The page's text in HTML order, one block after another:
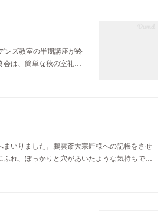
ンズ教室の半期講座が終
会は、簡単な秋の室礼…
まいりました。鵬雲斎大宗匠様への記帳をさせ
ふれ、ぽっかりと穴があいたような気持ちで…